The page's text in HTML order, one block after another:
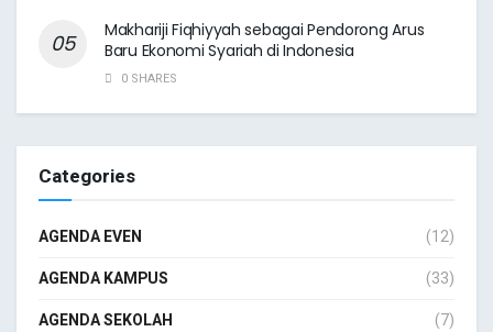
Makhariji Fiqhiyyah sebagai Pendorong Arus
Baru Ekonomi Syariah di Indonesia
0 SHARES
Categories
AGENDA EVEN
(12)
AGENDA KAMPUS
(33)
AGENDA SEKOLAH
(7)